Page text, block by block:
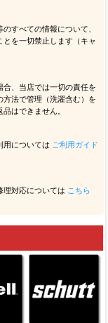
すべての情報について、
を一切禁止します（キャ
、当店では一切の責任を
法で管理（洗濯含む）を
はできません。
用については ご利用ガイド
理対応については こちら